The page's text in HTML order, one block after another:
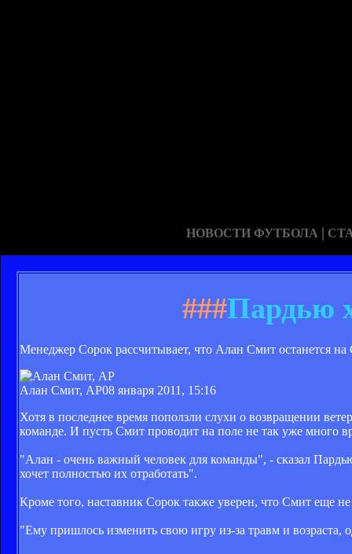
НОВОСТИ ФУТБОЛА |
###Пардью
Менеджер Сорок рассчитывает, что Алан Смит останется
Алан Смит, AP08 января 2011, 15:16
Хотя в последнее время поползли слухи о возвращении
команде. И пусть Смит проводит на поле не так уже много
"Алан - очень важный человек для команды", - сказал
хочет полностью их отработать".
Кроме того, наставник Сорок также уверен, что Смит еще
"Ему пришлось изменить свою игру из-за травм и возраста,